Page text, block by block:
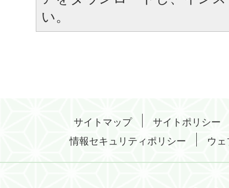
い。
サイトマップ
サイトポリシー
情報セキュリティポリシー
ウ